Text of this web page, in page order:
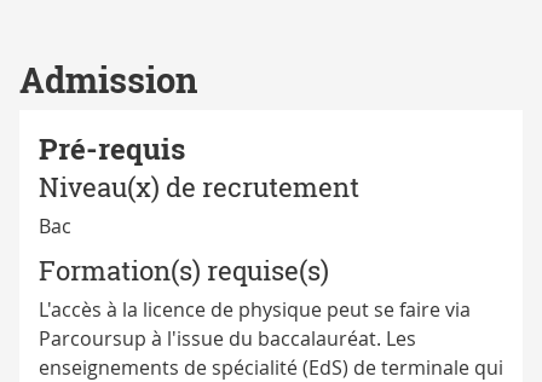
Admission
Pré-requis
Niveau(x) de recrutement
Bac
Formation(s) requise(s)
L'accès à la licence de physique peut se faire via
Parcoursup à l'issue du baccalauréat. Les
enseignements de spécialité (EdS) de terminale qui